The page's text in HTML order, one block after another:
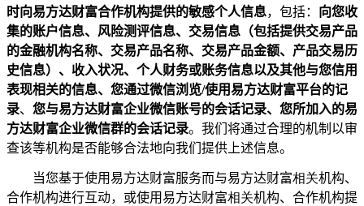
时向易方达财富合作机构提供的敏感个人信息，包括： 向您收
集的账户信息、风险测评信息、交易信息（包括提供交易产品
的金融机构名称、交易产品名称、交易产品金额、产品交易历
史信息）、收入状况、个人财务或账务信息以及其他与您信用
表现相关的信息、您通过微信浏览/使用易方达财富平台的记
录、 您与易方达财富企业微信账号的会话记录、您所加入的易
方达财富企业微信群的会话记录。我们将通过合理的机制以审
查该等机构是否能够合法地向我们提供上述信息。
当您基于使用易方达财富服务而与易方达财富相关机构、
合作机构进行互动，或使用易方达财富相关机构、合作机构提